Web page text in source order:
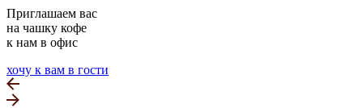
Приглашаем вас
на чашку кофе
к нам в офис
хочу к вам в гости